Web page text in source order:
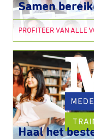
Samen
PROFITEER VAN ALLE
Haal het